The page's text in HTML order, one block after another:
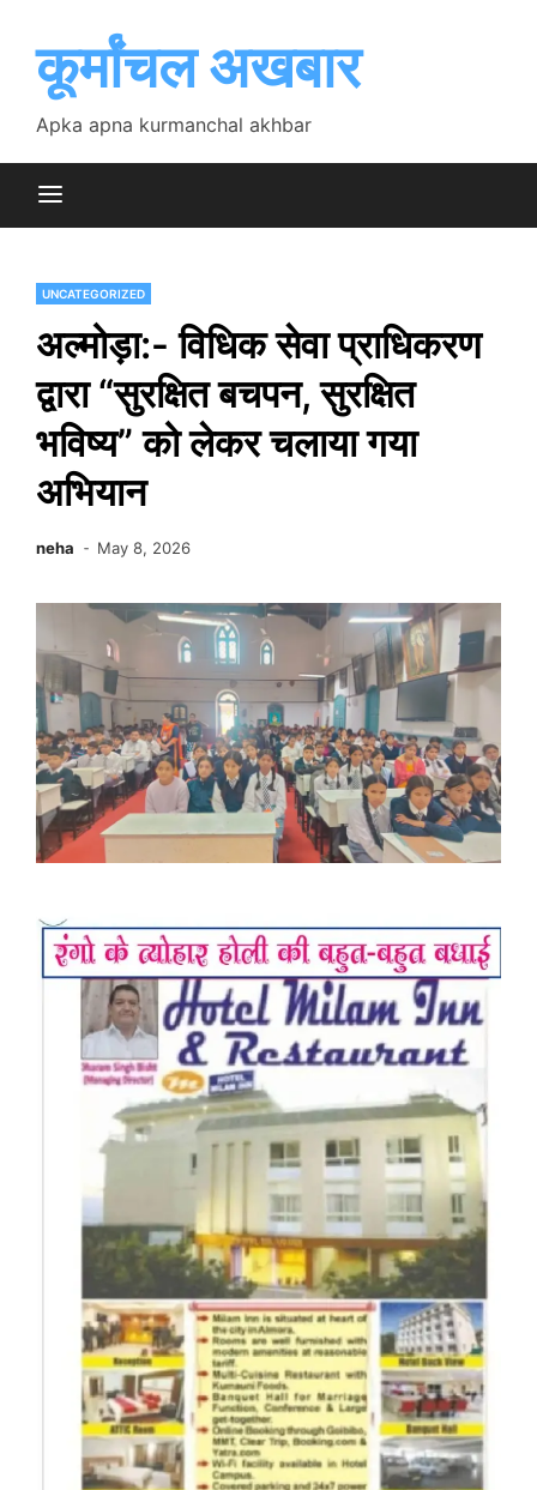
contentकूर्मांचल अखबार
Apka apna kurmanchal akhbar
UNCATEGORIZED
अल्मोड़ा:- विधिक सेवा प्राधिकरण
द्वारा “सुरक्षित बचपन, सुरक्षित
भविष्य” को लेकर चलाया गया
अभियान
neha May 8, 2026